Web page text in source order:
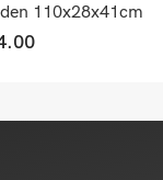
110x28x41cm
weiss